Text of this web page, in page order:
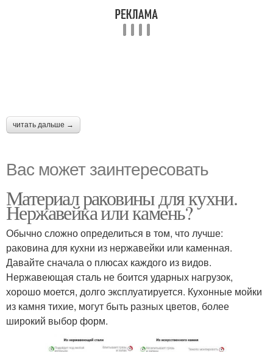
читать дальше →
Вас может заинтересовать
Материал раковины для кухни.
Нержавейка или камень?
Обычно сложно определиться в том, что лучше:
раковина для кухни из нержавейки или каменная.
Давайте сначала о плюсах каждого из видов.
Нержавеющая сталь не боится ударных нагрузок,
хорошо моется, долго эксплуатируется. Кухонные мойки
из камня тихие, могут быть разных цветов, более
широкий выбор форм.